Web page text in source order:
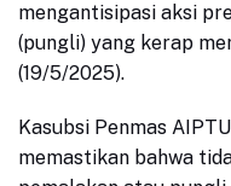
mengantisipasi aksi
(pungli) yang kerap
(19/5/2025).
Kasubsi Penmas
memastikan bahwa